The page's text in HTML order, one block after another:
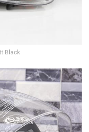
Black